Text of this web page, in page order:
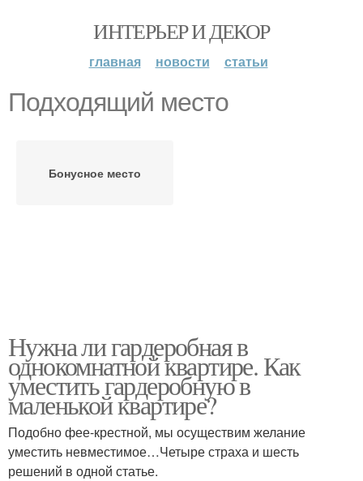
ИНТЕРЬЕР И ДЕКОР
главная новости статьи
Подходящий место
Бонусное место
Нужна ли гардеробная в
однокомнатной квартире. Как
уместить гардеробную в
маленькой квартире?
Подобно фее-крестной, мы осуществим желание
уместить невместимое…Четыре страха и шесть
решений в одной статье.